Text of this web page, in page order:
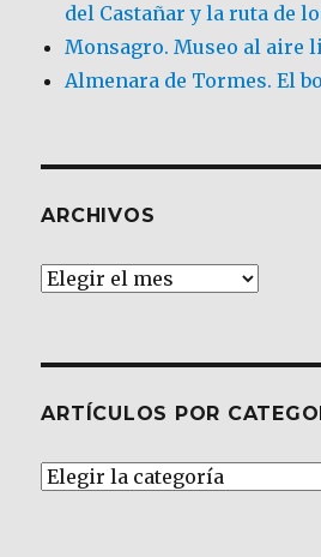
del Castañar y la ruta de
Monsagro. Museo al aire
Almenara de Tormes. El
ARCHIVOS
Archivos
ARTÍCULOS POR
Artículos